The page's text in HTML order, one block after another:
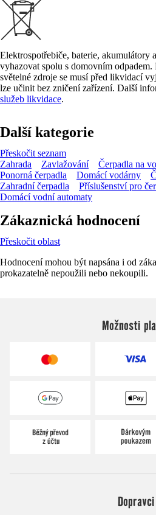
Elektrospotřebiče, baterie, akumulátory
vyhazovat spolu s domovním odpadem.
světelné zdroje se musí před likvidací
lze učinit bez zničení zařízení. Další
služeb likvidace.
Další kategorie
Přeskočit seznam
Zahrada
Zavlažování Čerpadla na
Ponorná čerpadla
Domácí vodárny
Zahradní čerpadla
Příslušenství pro
Domácí vodní automaty
Zákaznická hodnocení
Přeskočit oblast
Hodnocení mohou být napsána i od
prokazatelně nepoužili nebo nekoupili.
Možnosti
Dopravci